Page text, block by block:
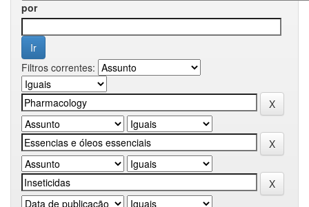
por
Filtros correntes: